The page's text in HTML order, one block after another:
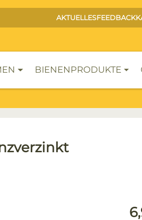
AKTUELLESFEEDBACK
BIENENPRODUKTE